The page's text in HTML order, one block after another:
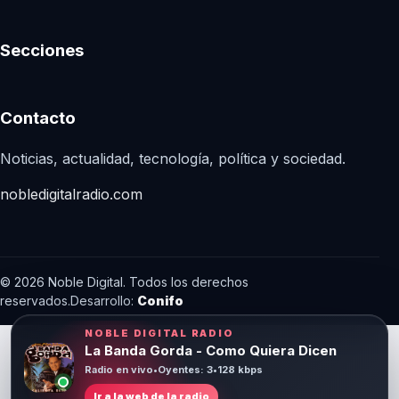
Secciones
Contacto
Noticias, actualidad, tecnología, política y sociedad.
nobledigitalradio.com
© 2026 Noble Digital. Todos los derechos
reservados.Desarrollo: Conifo
NOBLE DIGITAL RADIO
La Banda Gorda - Como Quiera Dicen
Radio en vivo•Oyentes: 3•128 kbps
Ir a la web de la radio